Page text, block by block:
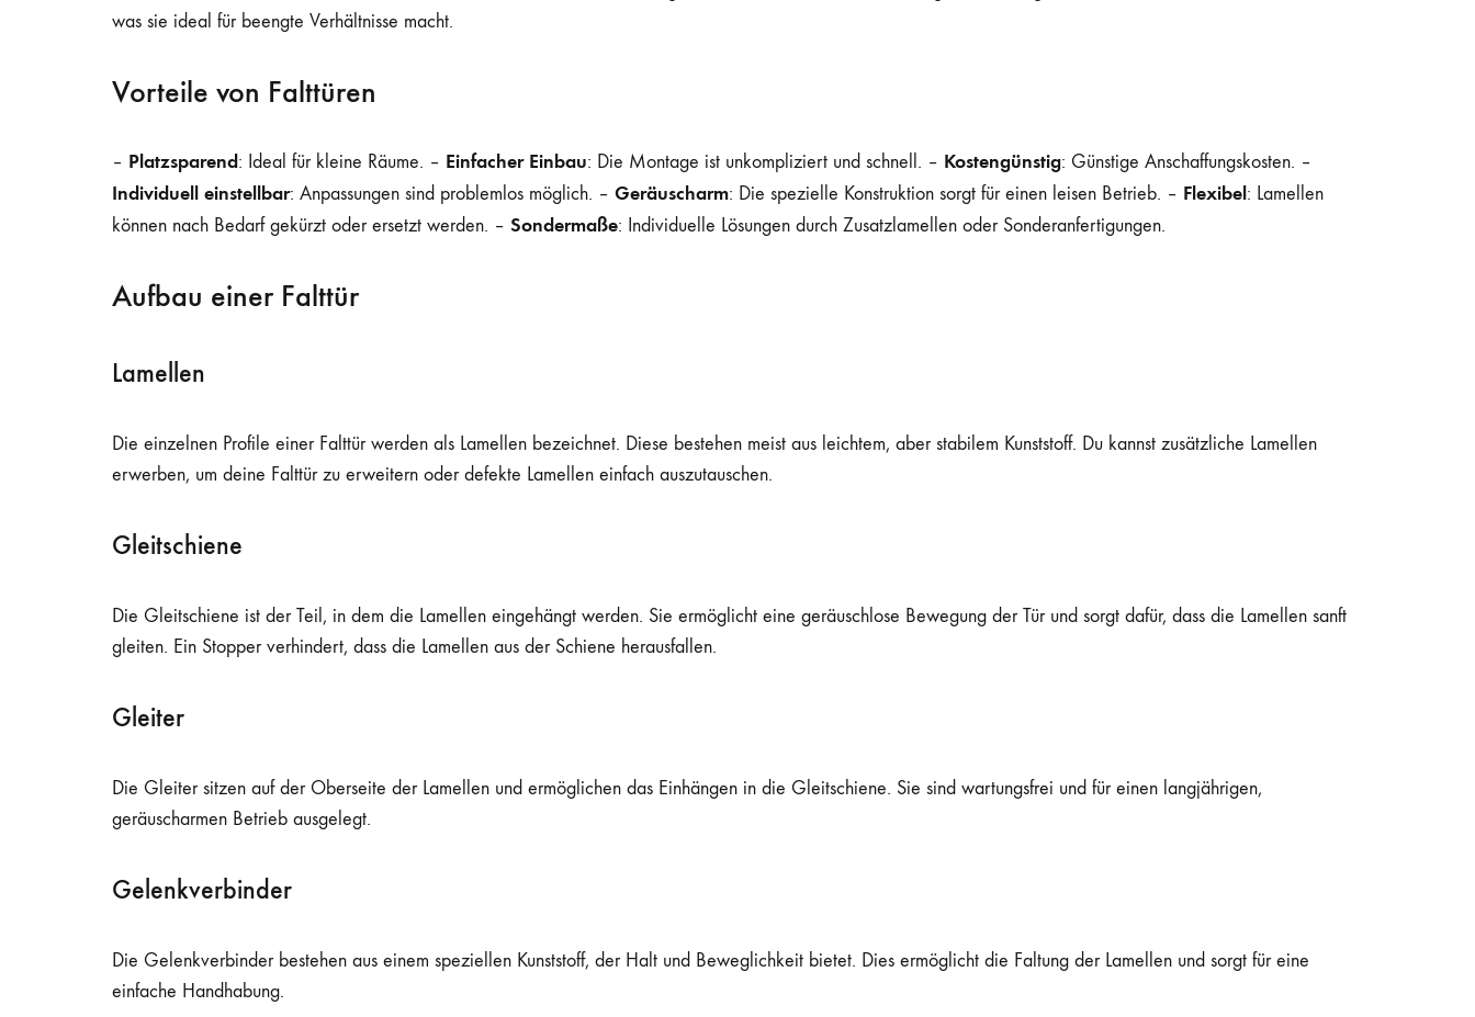
was sie ideal für beengte Verhältnisse macht.
Vorteile von Falttüren
– Platzsparend: Ideal für kleine Räume. – Einfacher Einbau: Die Montage ist unkompliziert und schnell. – Kostengünstig: Günstige Anschaffungskosten. –
Individuell einstellbar: Anpassungen sind problemlos möglich. – Geräuscharm: Die spezielle Konstruktion sorgt für einen leisen Betrieb. – Flexibel: Lamellen
können nach Bedarf gekürzt oder ersetzt werden. – Sondermaße: Individuelle Lösungen durch Zusatzlamellen oder Sonderanfertigungen.
Aufbau einer Falttür
Lamellen
Die einzelnen Profile einer Falttür werden als Lamellen bezeichnet. Diese bestehen meist aus leichtem, aber stabilem Kunststoff. Du kannst zusätzliche Lamellen
erwerben, um deine Falttür zu erweitern oder defekte Lamellen einfach auszutauschen.
Gleitschiene
Die Gleitschiene ist der Teil, in dem die Lamellen eingehängt werden. Sie ermöglicht eine geräuschlose Bewegung der Tür und sorgt dafür, dass die Lamellen sanft
gleiten. Ein Stopper verhindert, dass die Lamellen aus der Schiene herausfallen.
Gleiter
Die Gleiter sitzen auf der Oberseite der Lamellen und ermöglichen das Einhängen in die Gleitschiene. Sie sind wartungsfrei und für einen langjährigen,
geräuscharmen Betrieb ausgelegt.
Gelenkverbinder
Die Gelenkverbinder bestehen aus einem speziellen Kunststoff, der Halt und Beweglichkeit bietet. Dies ermöglicht die Faltung der Lamellen und sorgt für eine
einfache Handhabung.